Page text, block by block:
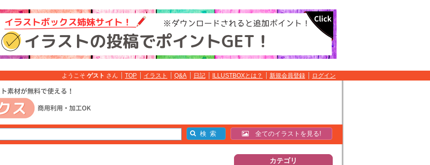
ようこそ ゲスト さん TOP イラスト Q&A 日記 ILLUSTBOXとは？ 新規会員登録 ログイン
全てのイラストを見る!
カテゴリ